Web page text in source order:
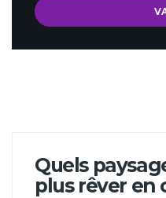
Quels
plus rêver en